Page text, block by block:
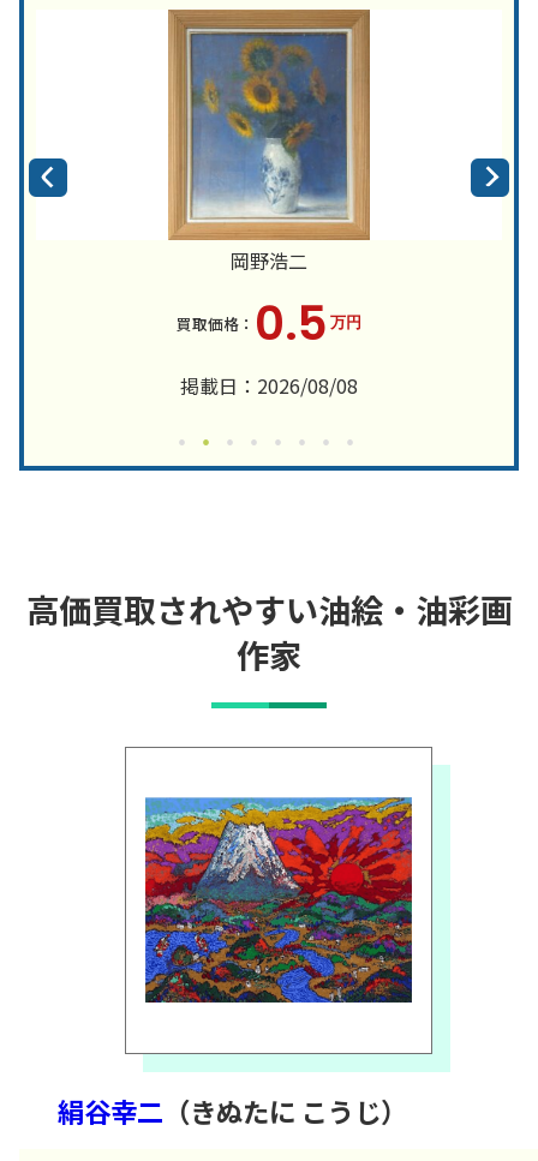
岡野浩二
0.5 万円
掲載日：2026/08/08
高価買取されやすい油絵・油彩画
作家
絹谷幸二 （きぬたに こうじ）